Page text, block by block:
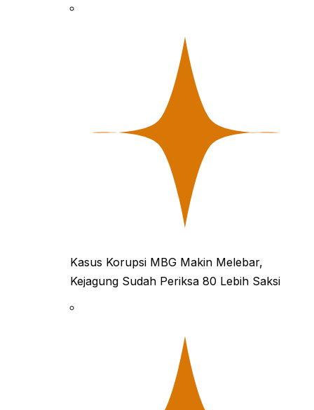
Kasus Korupsi MBG Makin Melebar,
Kejagung Sudah Periksa 80 Lebih Saksi